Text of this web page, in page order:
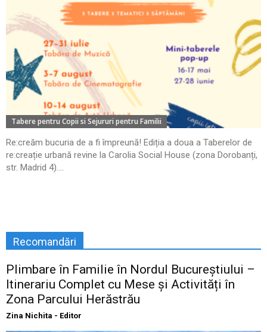
Tabere pentru Copii si Sejururi pentru Familii
Re:creăm bucuria de a fi împreună! Ediția a doua a Taberelor de
re:creație urbană revine la Carolia Social House (zona Dorobanți,
str. Madrid 4)....
Recomandări
Plimbare în Familie în Nordul Bucureștiului –
Itinerariu Complet cu Mese și Activități în
Zona Parcului Herăstrău
Zina Nichita - Editor